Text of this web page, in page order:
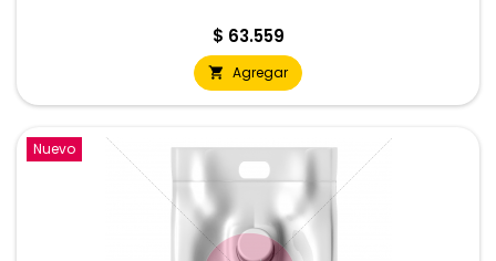
Precio
$ 63.559
 Agregar
Nuevo